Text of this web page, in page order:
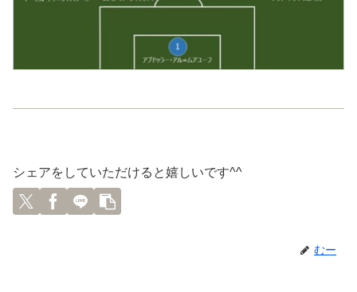
シェアをしていただけると嬉しいです^^
むー